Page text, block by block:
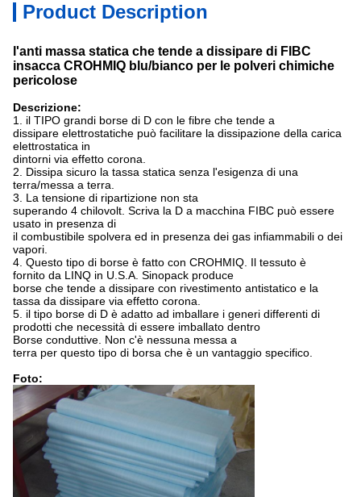
Product Description
l'anti massa statica che tende a dissipare di FIBC
insacca CROHMIQ blu/bianco per le polveri chimiche
pericolose
Descrizione:
1. il TIPO grandi borse di D con le fibre che tende a
dissipare elettrostatiche può facilitare la dissipazione della carica
elettrostatica in
dintorni via effetto corona.
2. Dissipa sicuro la tassa statica senza l'esigenza di una
terra/messa a terra.
3. La tensione di ripartizione non sta
superando 4 chilovolt. Scriva la D a macchina FIBC può essere
usato in presenza di
il combustibile spolvera ed in presenza dei gas infiammabili o dei
vapori.
4. Questo tipo di borse è fatto con CROHMIQ. Il tessuto è
fornito da LINQ in U.S.A. Sinopack produce
borse che tende a dissipare con rivestimento antistatico e la
tassa da dissipare via effetto corona.
5. il tipo borse di D è adatto ad imballare i generi differenti di
prodotti che necessità di essere imballato dentro
Borse conduttive. Non c'è nessuna messa a
terra per questo tipo di borsa che è un vantaggio specifico.
Foto: